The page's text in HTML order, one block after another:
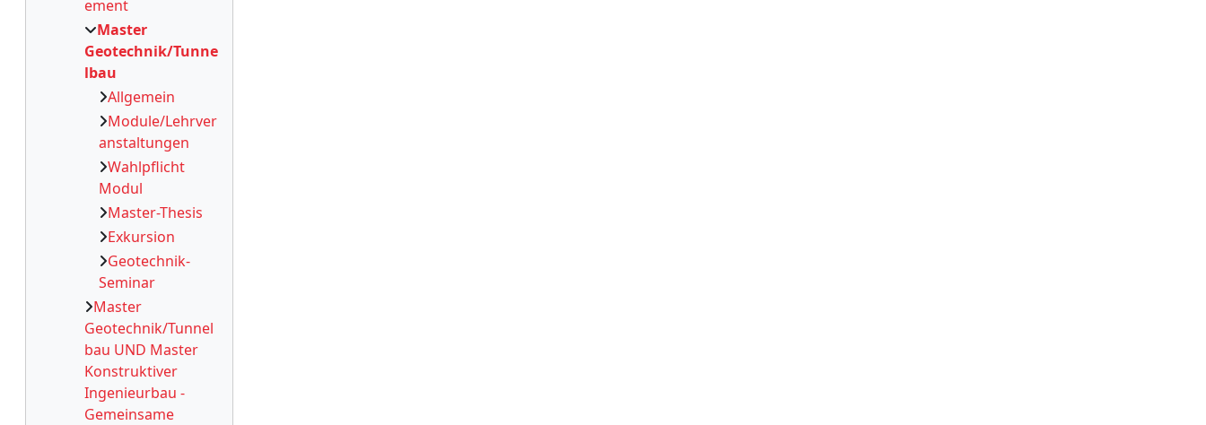
ement
Master
Geotechnik/Tunne
lbau
Allgemein
Module/Lehrver
anstaltungen
Wahlpflicht
Modul
Master-Thesis
Exkursion
Geotechnik-
Seminar
Master
Geotechnik/Tunnel
bau UND Master
Konstruktiver
Ingenieurbau -
Gemeinsame